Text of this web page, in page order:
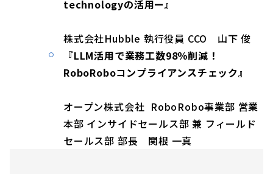
technologyの活用ー』
株式会社Hubble 執行役員 CCO 山下 俊
『LLM活用で業務工数98％削減！
RoboRoboコンプライアンスチェック』
オープン株式会社 RoboRobo事業部 営業
本部 インサイドセールス部 兼 フィールド
セールス部 部長 関根 一真